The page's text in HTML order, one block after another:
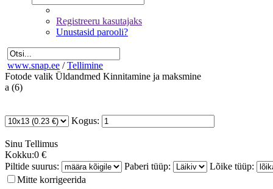
Registreeru kasutajaks
Unustasid parooli?
www.snap.ee / Tellimine
Fotode valik Üldandmed Kinnitamine ja maksmine
a (6)
Kogus:
Sinu Tellimus
Kokku:0 €
Piltide suurus:
Paberi tüüp:
Lõike tüüp:
Mitte korrigeerida